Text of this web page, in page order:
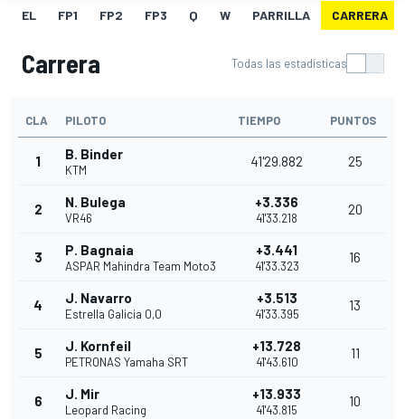
EL FP1 FP2 FP3 Q W PARRILLA CARRERA
Carrera Todas las estadísticas
CLA PILOTO TIEMPO PUNTOS
1 B. Binder
KTM
41'29.882 25
2 N. Bulega
VR46
+3.336
41'33.218
20
3 P. Bagnaia
ASPAR Mahindra Team Moto3
+3.441
41'33.323
16
4 J. Navarro
Estrella Galicia 0,0
+3.513
41'33.395
13
5 J. Kornfeil
PETRONAS Yamaha SRT
+13.728
41'43.610
11
6 J. Mir
Leopard Racing
+13.933
41'43.815
10